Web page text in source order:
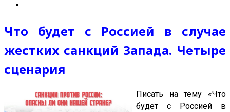
Что будет с Россией в случае
жестких санкций Запада. Четыре
сценария
Писать на тему «Что
будет с Россией в